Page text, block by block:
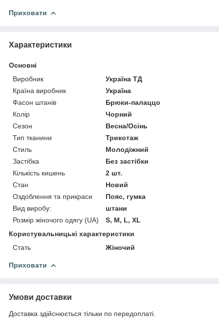
Приховати
Характеристики
Основні
Виробник
Україна ТД
Країна виробник
Україна
Фасон штанів
Брюки-палаццо
Колір
Чорний
Сезон
Весна/Осінь
Тип тканини
Трикотаж
Стиль
Молодіжний
Застібка
Без застібки
Кількість кишень
2 шт.
Стан
Новий
Оздоблення та прикраси
Пояс, гумка
Вид виробу:
штани
Розмір жіночого одягу (UA)
S, M, L, XL
Користувальницькі характеристики
Стать
Жіночий
Приховати
Умови доставки
Доставка здійснюється тільки по передоплаті.